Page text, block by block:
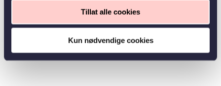
Tillat alle cookies
Kun nødvendige cookies